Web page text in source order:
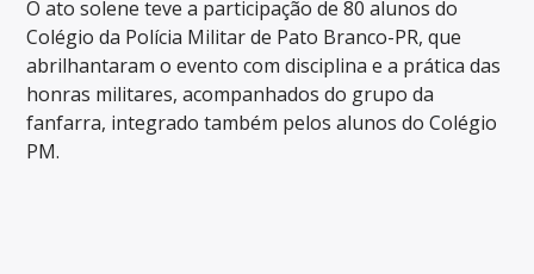
O ato solene teve a participação de 80 alunos do
Colégio da Polícia Militar de Pato Branco-PR, que
abrilhantaram o evento com disciplina e a prática das
honras militares, acompanhados do grupo da
fanfarra, integrado também pelos alunos do Colégio
PM.